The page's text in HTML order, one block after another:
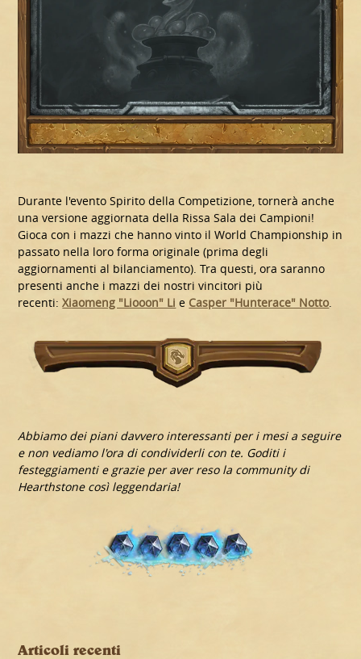
Durante l'evento Spirito della Competizione, tornerà anche
una versione aggiornata della Rissa Sala dei Campioni!
Gioca con i mazzi che hanno vinto il World Championship in
passato nella loro forma originale (prima degli
aggiornamenti al bilanciamento). Tra questi, ora saranno
presenti anche i mazzi dei nostri vincitori più
recenti:Xiaomeng "Liooon" Li e Casper "Hunterace" Notto.
Abbiamo dei piani davvero interessanti per i mesi a seguire
e non vediamo l'ora di condividerli con te. Goditi i
festeggiamenti e grazie per aver reso la community di
Hearthstone così leggendaria!
Articoli recenti